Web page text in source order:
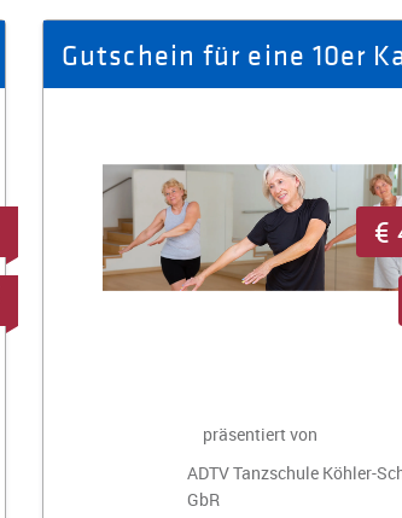
präsentiert von
ADTV Tanzschule Köhler-
GbR
€